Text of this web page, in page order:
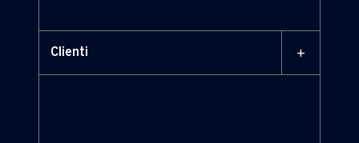
Clienti +